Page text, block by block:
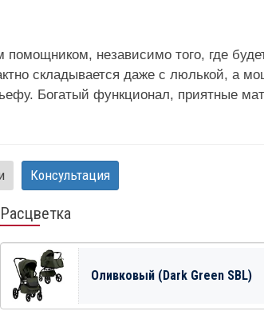
помощником, независимо того, где
складывается даже с люлькой, а
Богатый функционал, приятные
Консультация
Расцветка
Оливковый (Dark Green SBL)